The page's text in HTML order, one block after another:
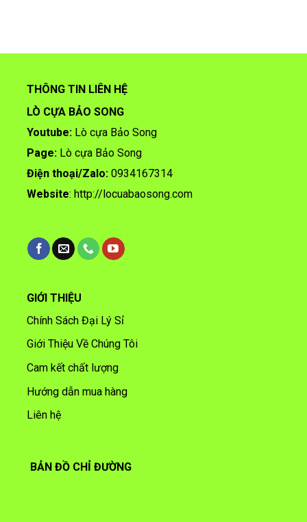
THÔNG TIN LIÊN HỆ
LÒ CỰA BẢO SONG
Youtube: Lò cựa Bảo Song
Page: Lò cựa Bảo Song
Điện thoại/Zalo: 0934167314
Website: http://locuabaosong.com
GIỚI THIỆU
Chính Sách Đại Lý Sỉ
Giới Thiệu Về Chúng Tôi
Cam kết chất lượng
Hướng dẫn mua hàng
Liên hệ
BẢN ĐỒ CHỈ ĐƯỜNG